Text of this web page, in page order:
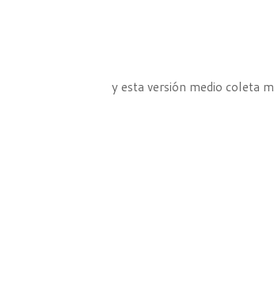
y esta versión medio coleta